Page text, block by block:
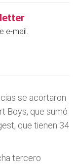
e-mail.
se acortaron
Boys, que sumó
que tienen 34
tercero